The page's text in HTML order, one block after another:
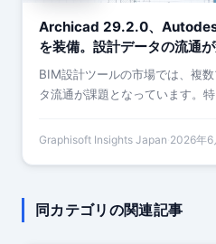
Archicad 29.2.0、
を装備。設計データの流通
BIM設計ツールの市場では、複
タ流通が課題となっています
Graphisoft Insights Japan 2026年6
同カテゴリの関連記事